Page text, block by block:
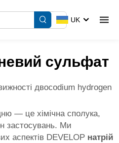
UK
сульфат
двосodium hydrogen
— це хімічна сполука,
застосувань. Ми
аспектів DEVELOP натрій